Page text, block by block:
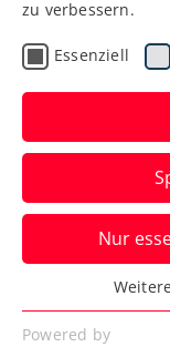
Turniere
Maria
Graski
Rabl
Die ÖTV-
beim
Verfasst von:
zu verbessern.
Essenziell
Nur
Essenziell
Essenzielle
Powered by